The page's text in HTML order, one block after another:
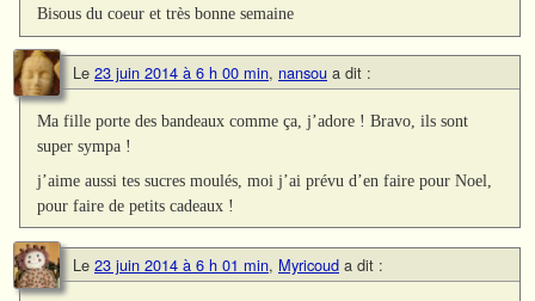
Bisous du coeur et très bonne semaine
Le 23 juin 2014 à 6 h 00 min, nansou a dit :
Ma fille porte des bandeaux comme ça, j’adore ! Bravo, ils sont
super sympa !
j’aime aussi tes sucres moulés, moi j’ai prévu d’en faire pour Noel,
pour faire de petits cadeaux !
Le 23 juin 2014 à 6 h 01 min, Myricoud a dit :